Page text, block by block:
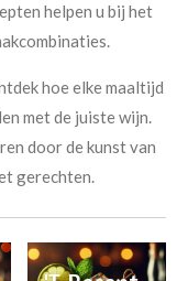
helpen u bij het
hoe elke maaltijd
met de juiste wijn.
door de kunst van
gerechten.